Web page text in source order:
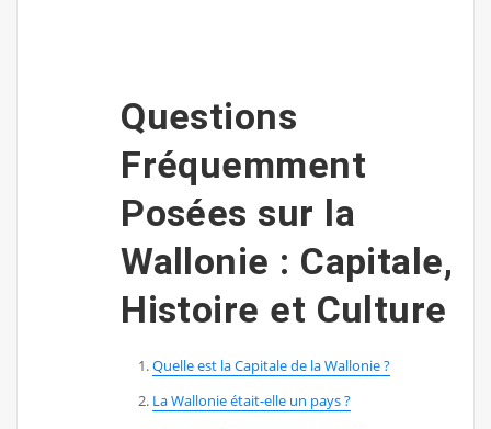
Questions
Fréquemment
Posées sur la
Wallonie : Capitale,
Histoire et Culture
Quelle est la Capitale de la Wallonie ?
La Wallonie était-elle un pays ?